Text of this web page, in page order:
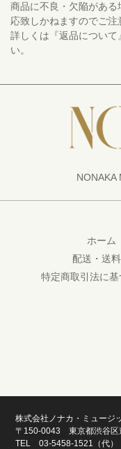
商品に不良・欠陥があ
応致しかねますのでご注
詳しくは『返品について
い。
NONAKA
ホーム
配送・送
特定商取引法に
株式会社ノナカ・ミュージ
〒150-0043 東京都渋谷
TEL 03-5458-1521（代）